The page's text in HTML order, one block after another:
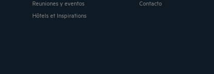
Reuniones y eventos
Hôtels et Inspirations
Contacto